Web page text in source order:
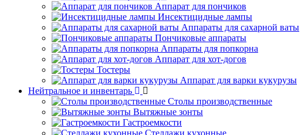
Аппарат для пончиков
Инсектицидные лампы
Аппараты для сахарной ваты
Пончиковые аппараты
Аппараты для попкорна
Аппарат для хот-догов
Тостеры
Аппарат для варки кукурузы
Нейтральное и инвентарь
Столы производственные
Вытяжные зонты
Гастроемкости
Стеллажи кухонные